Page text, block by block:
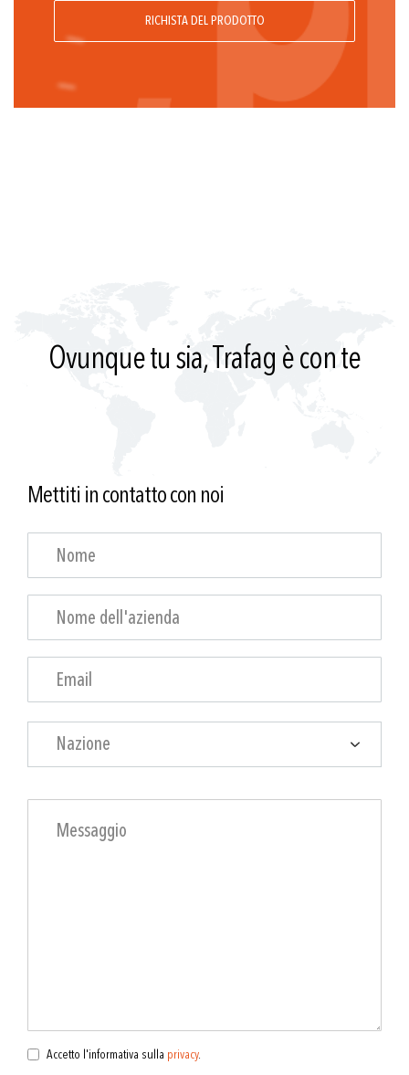
RICHISTA DEL PRODOTTO
Ovunque tu sia, Trafag è con te
Mettiti in contatto con noi
Nazione
Accetto l'informativa sulla privacy.